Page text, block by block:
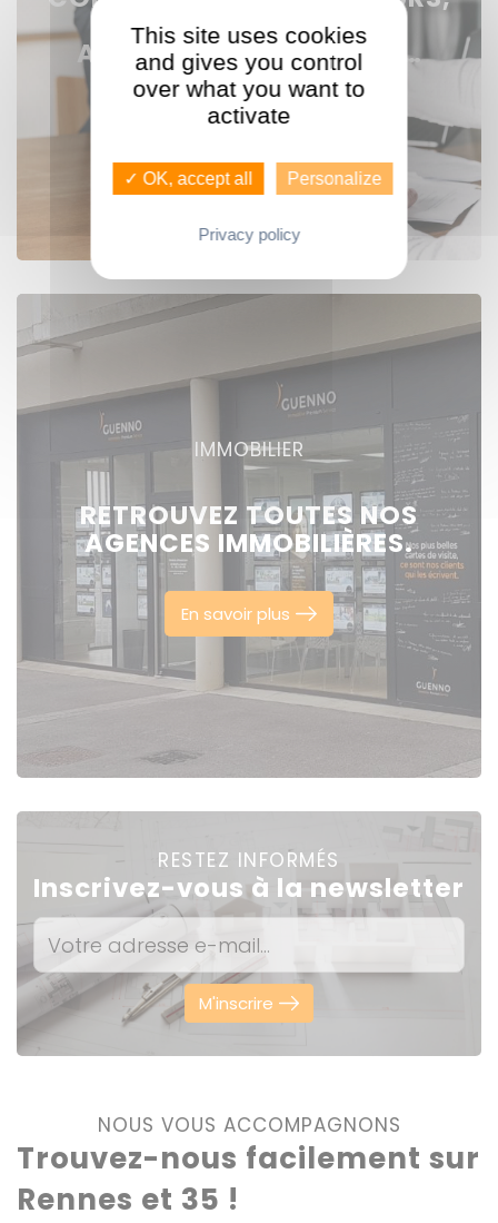
RESPONSABLES
AGENCES, ASSISTANTES…
Voir nos offres
IMMOBILIER
RETROUVEZ TOUTES NOS
AGENCES IMMOBILIÈRES.
En savoir plus
RESTEZ INFORMÉS
Inscrivez-vous à la newsletter
M'inscrire
NOUS VOUS ACCOMPAGNONS
Trouvez-nous facilement sur
Rennes et 35 !
This site uses cookies
and gives you control
over what you want to
activate
✓ OK, accept all Personalize
Privacy policy